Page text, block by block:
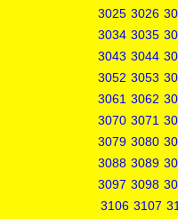
3025 3026
3034 3035
3043 3044
3052 3053
3061 3062
3070 3071
3079 3080
3088 3089
3097 3098
3106 3107